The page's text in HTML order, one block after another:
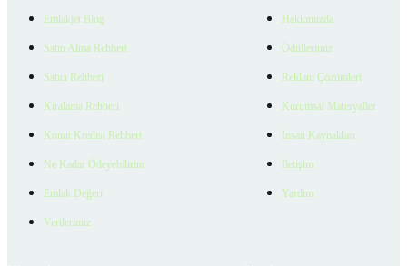
Emlakjet Blog
Satın Alma Rehberi
Satıcı Rehberi
Kiralama Rehberi
Konut Kredisi Rehberi
Ne Kadar Ödeyebilirim
Emlak Değeri
Verilerimiz
Hakkımızda
Ödüllerimiz
Reklam Çözümleri
Kurumsal Materyaller
İnsan Kaynakları
İletişim
Yardım